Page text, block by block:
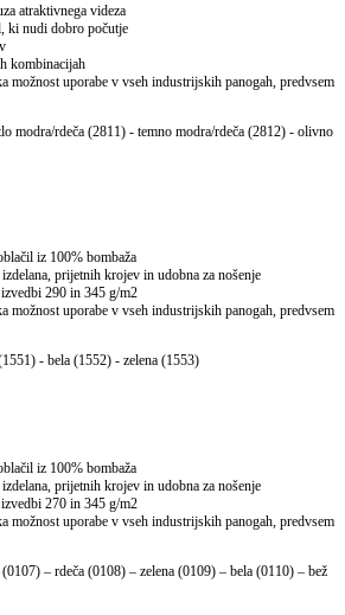
atraktivnega videza
ki nudi dobro počutje
kombinacijah
uporabe v vseh industrijskih panogah, predvsem
modra/rdeča (2811) - temno modra/rdeča (2812) - olivno
iz 100% bombaža
prijetnih krojev in udobna za nošenje
290 in 345 g/m2
uporabe v vseh industrijskih panogah, predvsem
- bela (1552) - zelena (1553)
iz 100% bombaža
prijetnih krojev in udobna za nošenje
270 in 345 g/m2
uporabe v vseh industrijskih panogah, predvsem
– rdeča (0108) – zelena (0109) – bela (0110) – bež